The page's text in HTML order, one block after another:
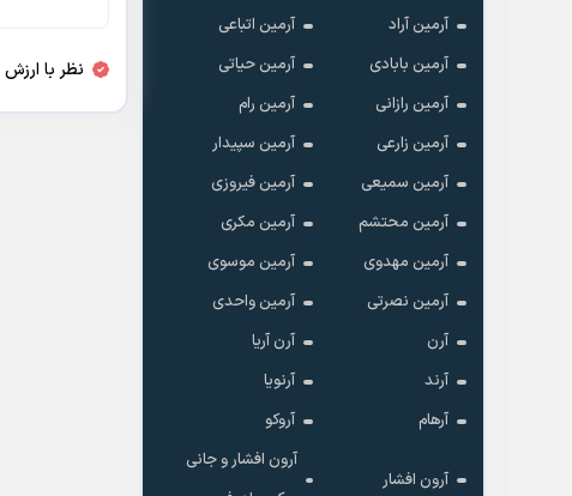
آرمین آراد
آرمین اتباعی
آرمین بابادی
آرمین حیاتی
آرمین رازانی
آرمین رام
آرمین زارعی
آرمین سپیدار
آرمین سمیعی
آرمین فیروزی
آرمین محتشم
آرمین مکری
آرمین مهدوی
آرمین موسوی
آرمین نصرتی
آرمین واحدی
آرن
آرن آریا
آرند
آرنویا
آرهام
آروکو
آرون افشار
آرون افشار و جانی
نظر با